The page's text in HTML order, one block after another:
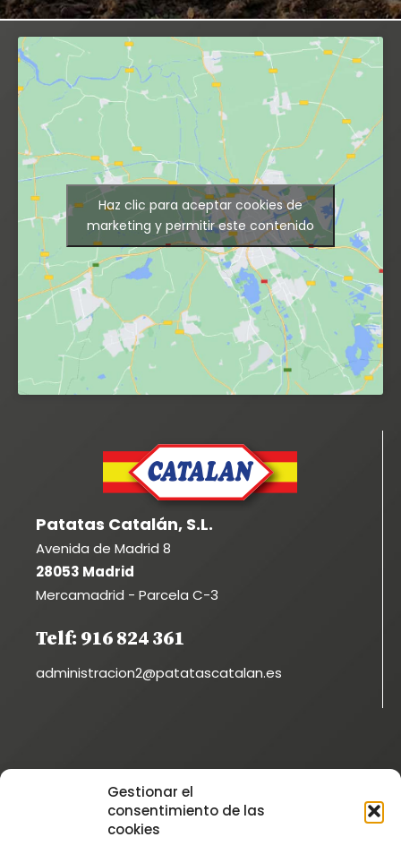
Gestionar el
consentimiento de las
cookies
Haz clic para aceptar cookies de
marketing y permitir este contenido
Patatas Catalán, S.L.
Avenida de Madrid 8
28053 Madrid
Mercamadrid - Parcela C-3
Telf: 916 824 361
administracion2@patatascatalan.es
Instagram
@patatascatalan
Facebook